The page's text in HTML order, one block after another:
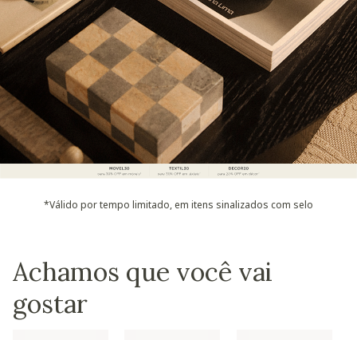
*Válido por tempo limitado, em itens sinalizados com selo
Achamos que você vai
gostar